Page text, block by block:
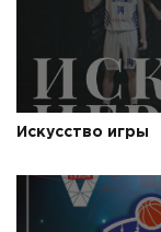
Искусство игры